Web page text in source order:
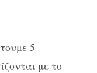
5
με το